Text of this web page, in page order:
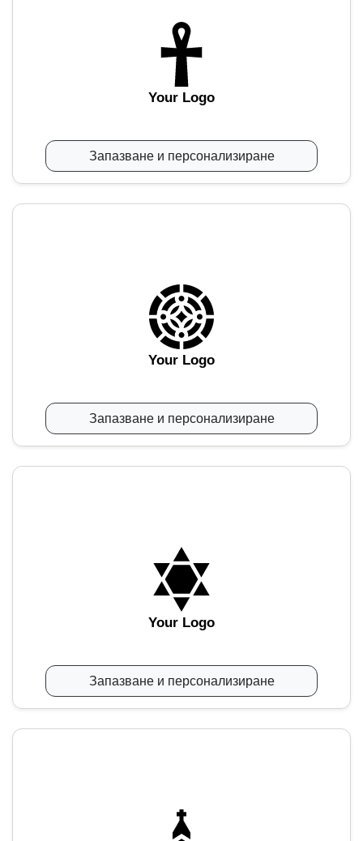
Your Logo
Запазване и персонализиране
Your Logo
Запазване и персонализиране
Your Logo
Запазване и персонализиране